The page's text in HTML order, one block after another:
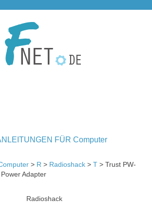
FÜR Computer
> R > Radioshack > T > Trust PW-
Adapter
Radioshack